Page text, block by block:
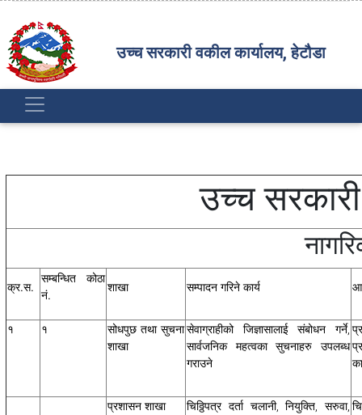
उच्च सरकारी वकील कार्यालय, हेटौडा
उच्च सरकारी
नागरिक
क्र.स.
सम्बन्धित कोठा
नं.
शाखा सम्पादन गरिने कार्य
१ १
सोधपुछ तथा सुचना
शाखा
सेवाग्राहीको जिज्ञासालाई संबोधन गर्ने,
सार्वजनिक महत्वका सुचनाहरु उपलब्ध
गराउने
प्रशासन शाखा
चिठ्ठिपत्र दर्ता चलानी, नियुक्ति, सरुवा,